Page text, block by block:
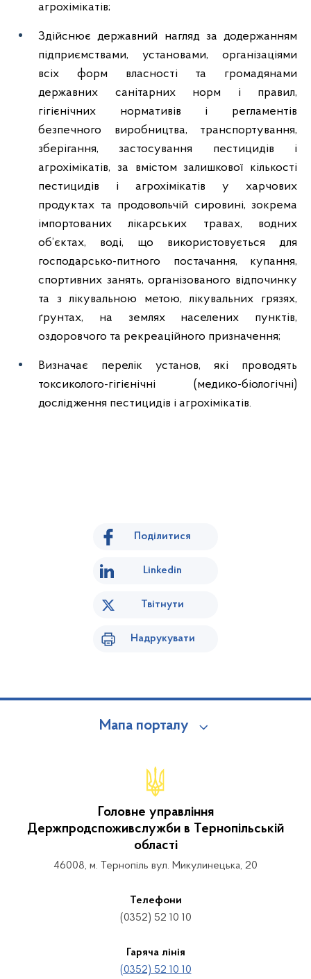
агрохімікатів;
Здійснює державний нагляд за додержанням
підприємствами, установами, організаціями
всіх форм власності та громадянами
державних санітарних норм і правил,
гігієнічних нормативів і регламентів
безпечного виробництва, транспортування,
зберігання, застосування пестицидів і
агрохімікатів, за вмістом залишкової кількості
пестицидів і агрохімікатів у харчових
продуктах та продовольчій сировині, зокрема
імпортованих лікарських травах, водних
об’єктах, воді, що використовується для
господарсько-питного постачання, купання,
спортивних занять, організованого відпочинку
та з лікувальною метою, лікувальних грязях,
ґрунтах, на землях населених пунктів,
оздоровчого та рекреаційного призначення;
Визначає перелік установ, які проводять
токсиколого-гігієнічні (медико-біологічні)
дослідження пестицидів і агрохімікатів.
Поділитися
Linkedin
Твітнути
Надрукувати
Мапа порталу
Головне управління
Держпродспоживслужби в Тернопільській
області
46008, м. Тернопіль вул. Микулинецька, 20
Телефони
(0352) 52 10 10
Гаряча лінія
(0352) 52 10 10